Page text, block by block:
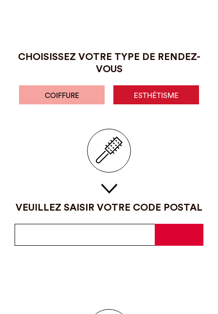
CHOISISSEZ VOTRE TYPE DE RENDEZ-
VOUS
COIFFURE ESTHÉTISME
VEUILLEZ SAISIR VOTRE CODE POSTAL